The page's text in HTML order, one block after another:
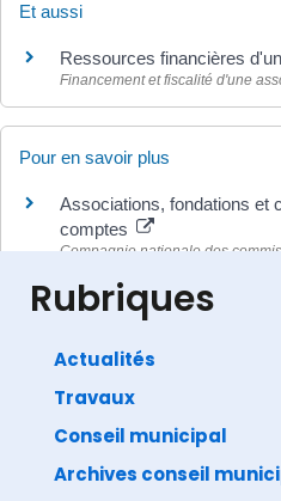
Et aussi
Ressources financières
Financement et fiscalité d'une
Pour en savoir plus
Associations, fondations et
comptes
Compagnie nationale des
Direction de l'information légale et
Rubriques
Actualités
Travaux
Conseil municipal
Archives conseil